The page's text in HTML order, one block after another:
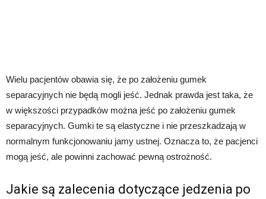
Wielu pacjentów obawia się, że po założeniu gumek
separacyjnych nie będą mogli jeść. Jednak prawda jest taka, że
w większości przypadków można jeść po założeniu gumek
separacyjnych. Gumki te są elastyczne i nie przeszkadzają w
normalnym funkcjonowaniu jamy ustnej. Oznacza to, że pacjenci
mogą jeść, ale powinni zachować pewną ostrożność.
Jakie są zalecenia dotyczące jedzenia po